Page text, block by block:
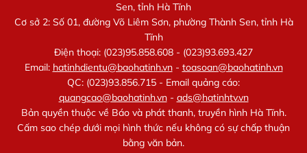
Sen, tỉnh Hà Tĩnh
Cơ sở 2: Số 01, đường Võ Liêm Sơn, phường Thành Sen, tỉnh Hà
Tĩnh
Điện thoại: (023)95.858.608 - (023)93.693.427
Email: hatinhdientu@baohatinh.vn- toasoan@baohatinh.vn
QC: (023)93.856.715 - Email quảng cáo:
quangcao@baohatinh.vn- ads@hatinhtv.vn
Bản quyền thuộc về Báo và phát thanh, truyền hình Hà Tĩnh.
Cấm sao chép dưới mọi hình thức nếu không có sự chấp thuận
bằng văn bản.